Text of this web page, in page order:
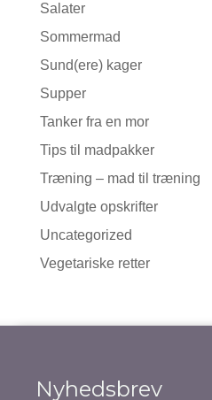
Salater
Sommermad
Sund(ere) kager
Supper
Tanker fra en mor
Tips til madpakker
Træning – mad til træning
Udvalgte opskrifter
Uncategorized
Vegetariske retter
Nyhedsbrev